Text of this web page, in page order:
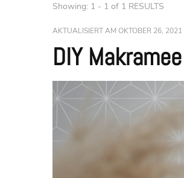
Showing: 1 - 1 of 1 RESULTS
AKTUALISIERT AMOKTOBER 26, 2021
DIY